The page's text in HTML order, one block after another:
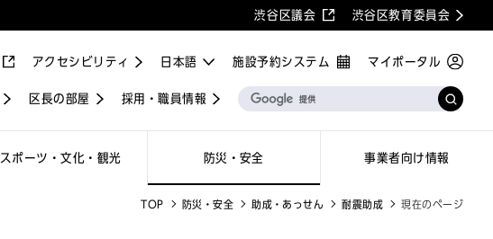
渋谷区議会 渋谷区教育委員会
スポーツ・文化・観光 防災・安全 事業者向け情報
マイポータル
施設予約システム
区長の部屋 採用・職員情報
アクセシビリティ
TOP 防災・安全 助成・あっせん 耐震助成 現在のページ